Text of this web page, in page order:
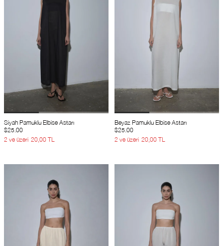
Siyah Pamuklu Elbise Astarı
$25.00
2 ve üzeri 20,00 TL
Beyaz Pamuklu Elbise Astarı
$25.00
2 ve üzeri 20,00 TL